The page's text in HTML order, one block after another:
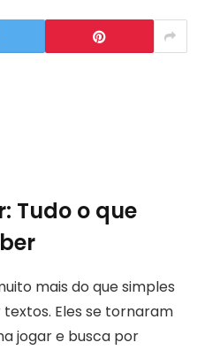
Tudo o que
mais do que simples
Eles se tornaram
jogar e busca por